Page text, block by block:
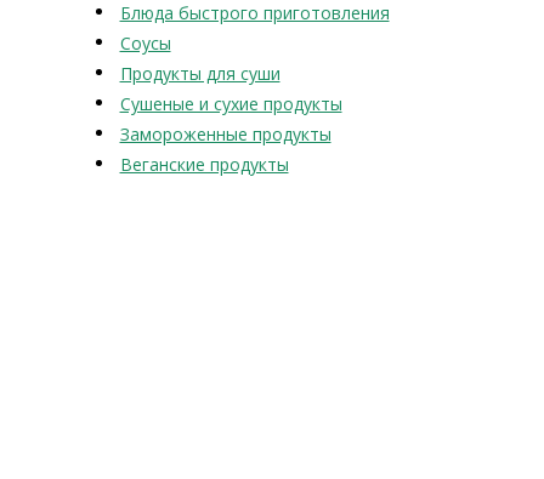
Блюда быстрого приготовления
Соусы
Продукты для суши
Сушеные и сухие продукты
Замороженные продукты
Веганские продукты